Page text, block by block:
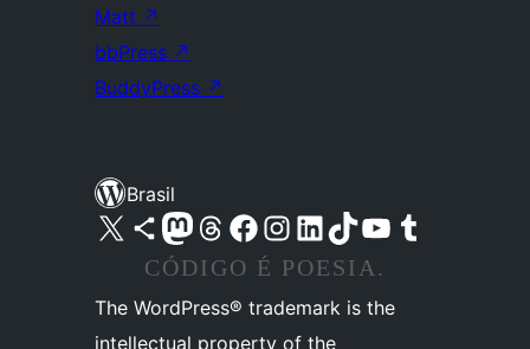
Matt ↗
bbPress ↗
BuddyPress ↗
Brasil
Acessar nossa conta do X (antigo Twitter)
Acessar nossa conta do Bluesky
Acessar nossa conta do Mastodon
Acessar nossa conta do Threads
Acessar nossa página do Facebook
Acessar nossa conta do Instagram
Acessar nossa conta do LinkedIn
Acessar nossa conta do TikTok
Acessar nosso canal do YouTube
Acessar nossa conta no Tumblr
CÓDIGO É POESIA.
The WordPress® trademark is the
intellectual property of the